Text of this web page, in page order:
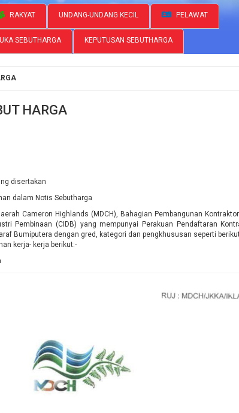
RAKYAT UNDANG-UNDANG KECIL PELAWAT
SEBUTHARGA KEPUTUSAN SEBUTHARGA
HARGA
disertakan
dalam Notis Sebutharga
Cameron Highlands (MDCH), Bahagian Pembangunan
Pembinaan (CIDB) yang mempunyai Perakuan Pendaftaran
Bumiputera dengan gred, kategori dan pengkhususan seperti
kerja- kerja berikut:-